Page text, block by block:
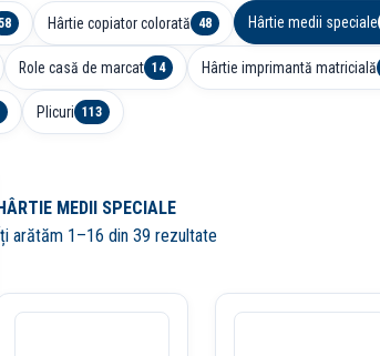
Hârtie copiator colorată 48 Hârtie medii speciale
Role casă de marcat 14 Hârtie imprimantă matricială
Plicuri 113
MEDII SPECIALE
arătăm 1–16 din 39 rezultate